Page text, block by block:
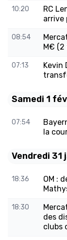
10:20
RC
arrive
08:54
M€
07:13
Kevin
Samedi 1
07:54
la
Vendredi 31
18:36
OM :
18:30
des
clubs